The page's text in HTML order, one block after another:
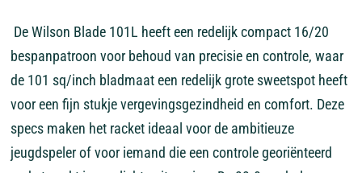
De Wilson Blade 101L heeft een redelijk compact 16/20
bespanpatroon voor behoud van precisie en controle, waar
de 101 sq/inch bladmaat een redelijk grote sweetspot heeft
voor een fijn stukje vergevingsgezindheid en comfort. Deze
specs maken het racket ideaal voor de ambitieuze
jeugdspeler of voor iemand die een controle georiënteerd